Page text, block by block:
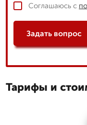
Соглашаюсь с
Задать вопрос
Тарифы и